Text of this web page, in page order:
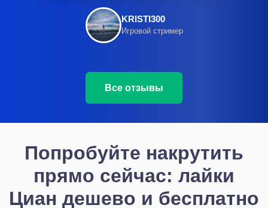
KRISTI300
Игровой стример
Все отзывы
Попробуйте накрутить
прямо сейчас: лайки
Циан дешево и бесплатно